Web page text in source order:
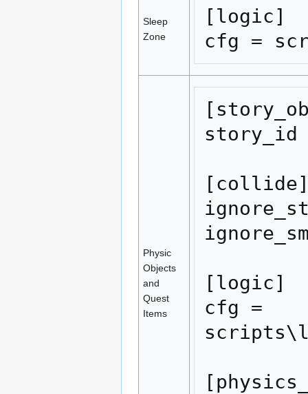
Sleep
Zone
[logic]
cfg =
Physic
Objects
and
Quest
Items
story_id
[logic]
cfg =